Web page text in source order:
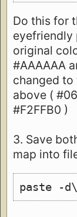
Do this for
eyefriendly
original
#AAAAAA
changed to
above (
#F2FFB0 )
3. Save
map into
paste -